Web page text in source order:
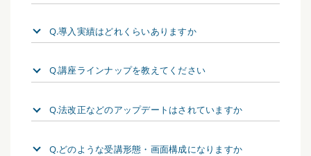
Q.導入実績はどれくらいありますか
Q.講座ラインナップを教えてください
Q.法改正などのアップデートはされていますか
Q.どのような受講形態・画面構成になりますか